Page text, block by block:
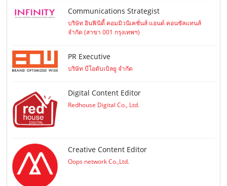
Communications Strategist
บริษัท อินฟินิตี้ คอมมิวนิเคชั่นส์ แอนด์ คอนซัลแทนส์
จำกัด (สาขา 001 กรุงเทพฯ)
PR Executive
บริษัท บีโอดับเบิลยู จำกัด
Digital Content Editor
Redhouse Digital Co., Ltd.
Creative Content Editor
Oops network Co.,Ltd.